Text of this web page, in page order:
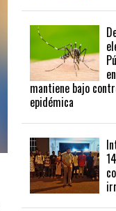
mantiene bajo
epidémica